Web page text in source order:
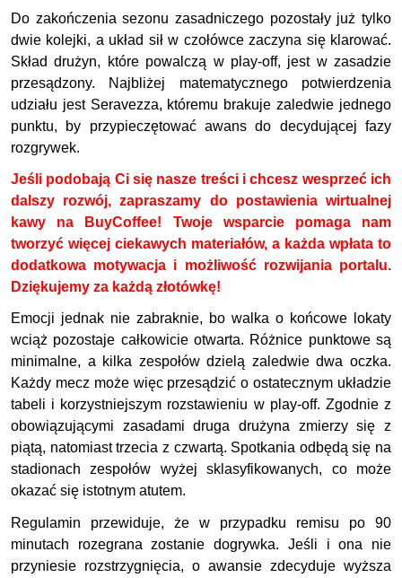
Do zakończenia sezonu zasadniczego pozostały już tylko
dwie kolejki, a układ sił w czołówce zaczyna się klarować.
Skład drużyn, które powalczą w play-off, jest w zasadzie
przesądzony. Najbliżej matematycznego potwierdzenia
udziału jest Seravezza, któremu brakuje zaledwie jednego
punktu, by przypieczętować awans do decydującej fazy
rozgrywek.
Jeśli podobają Ci się nasze treści i chcesz wesprzeć ich
dalszy rozwój, zapraszamy do postawienia wirtualnej
kawy na BuyCoffee! Twoje wsparcie pomaga nam
tworzyć więcej ciekawych materiałów, a każda wpłata to
dodatkowa motywacja i możliwość rozwijania portalu.
Dziękujemy za każdą złotówkę!
Emocji jednak nie zabraknie, bo walka o końcowe lokaty
wciąż pozostaje całkowicie otwarta. Różnice punktowe są
minimalne, a kilka zespołów dzielą zaledwie dwa oczka.
Każdy mecz może więc przesądzić o ostatecznym układzie
tabeli i korzystniejszym rozstawieniu w play-off. Zgodnie z
obowiązującymi zasadami druga drużyna zmierzy się z
piątą, natomiast trzecia z czwartą. Spotkania odbędą się na
stadionach zespołów wyżej sklasyfikowanych, co może
okazać się istotnym atutem.
Regulamin przewiduje, że w przypadku remisu po 90
minutach rozegrana zostanie dogrywka. Jeśli i ona nie
przyniesie rozstrzygnięcia, o awansie zdecyduje wyższa